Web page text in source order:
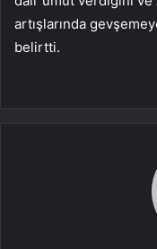
artışlarında
belirtti.